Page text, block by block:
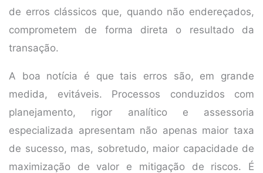
de erros clássicos que, quando não endereçados,
comprometem de forma direta o resultado da
transação.
A boa notícia é que tais erros são, em grande
medida, evitáveis. Processos conduzidos com
planejamento, rigor analítico e assessoria
especializada apresentam não apenas maior taxa
de sucesso, mas, sobretudo, maior capacidade de
maximização de valor e mitigação de riscos. É